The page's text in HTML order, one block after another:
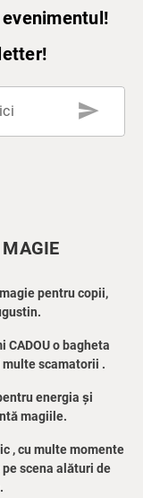
send
pentru copii,
o bagheta
multe scamatorii .
energia și
magiile.
, cu multe momente
scena alături de